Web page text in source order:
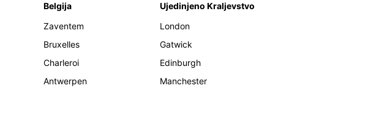
Belgija
Zaventem
Bruxelles
Charleroi
Antwerpen
Ujedinjeno Kraljevstvo
London
Gatwick
Edinburgh
Manchester